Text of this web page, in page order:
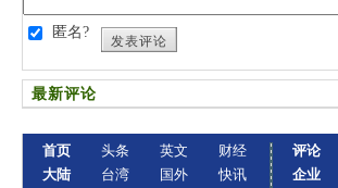
匿名?
发表评论
最新评论
首页
大陆
头条
台湾
英文
国外
财经
快讯
评论
企业